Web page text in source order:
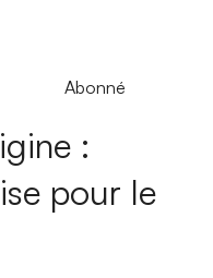
Abonné
:
pour le